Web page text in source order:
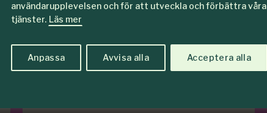
användarupplevelsen och för att utveckla och förbättra våra
tjänster. Läs mer
Anpassa Avvisa alla Acceptera alla